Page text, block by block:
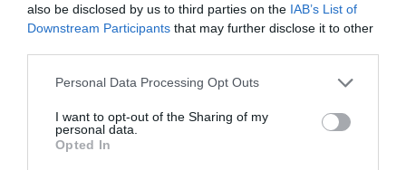
also be disclosed by us to third parties on the IAB’s List of
Downstream Participants that may further disclose it to other
Personal Data Processing Opt Outs
I want to opt-out of the Sharing of my
personal data.
Opted In